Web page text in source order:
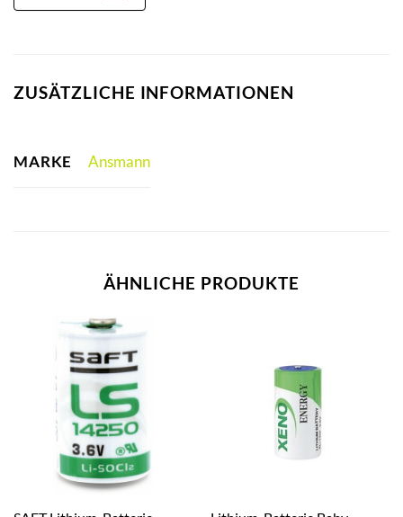
ZUSÄTZLICHE INFORMATIONEN
MARKE Ansmann
ÄHNLICHE PRODUKTE